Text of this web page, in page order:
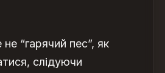
“гарячий пес”, як
слідуючи